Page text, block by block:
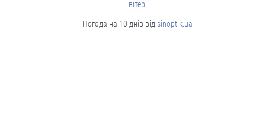
вітер:
Погода на 10 днів від sinoptik.ua